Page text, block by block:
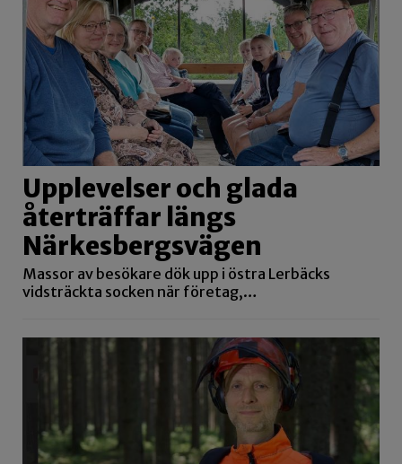
Upplevelser och glada
återträffar längs
Närkesbergsvägen
Massor av besökare dök upp i östra Lerbäcks
vidsträckta socken när företag,…